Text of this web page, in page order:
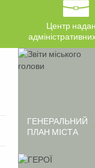
Центр
ГЕНЕРАЛЬНИЙ
ПЛАН МІСТА